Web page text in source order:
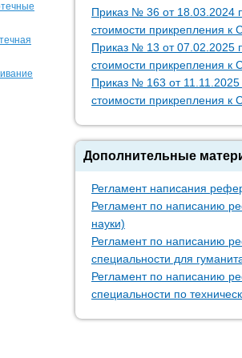
Приказ № 36 от 18.03.2024
стоимости прикрепления
Приказ № 13 от 07.02.2025
стоимости прикрепления
Приказ № 163 от
стоимости прикрепления
Дополнительные
Регламент написания
Регламент по написанию
науки)
Регламент по написанию
специальности для
Регламент по написанию
специальности по